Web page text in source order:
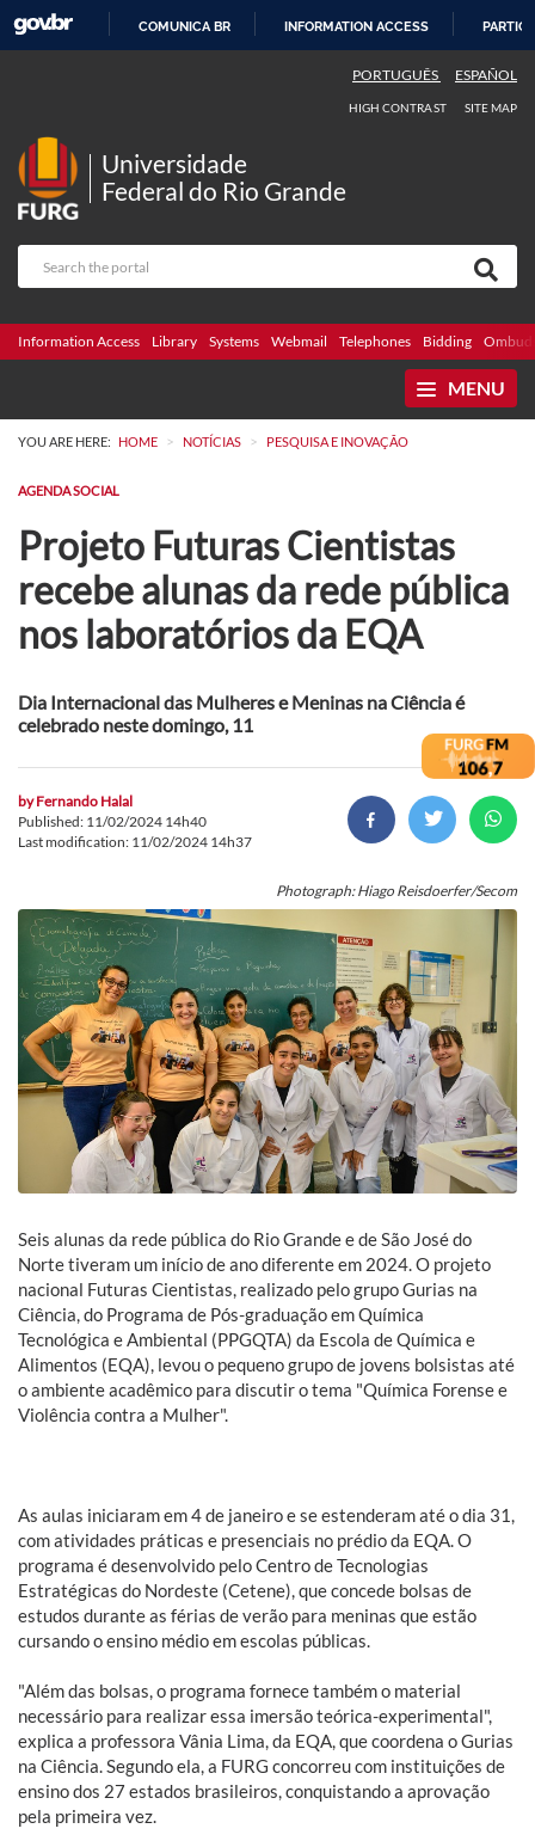
COMUNICA BR INFORMATION ACCESS
PORTUGUÊS ESPAÑOL
HIGH CONTRAST SITE MAP
Universidade
Federal do Rio Grande
Information Access Library Systems Webmail Telephones Bidding
MENU
YOU ARE HERE: HOME > NOTÍCIAS > PESQUISA E INOVAÇÃO
AGENDA SOCIAL
Projeto Futuras Cientistas
recebe alunas da rede pública
nos laboratórios da EQA
Dia Internacional das Mulheres e Meninas na Ciência é
celebrado neste domingo, 11
byFernando Halal
Published: 11/02/2024 14h40
Last modification: 11/02/2024 14h37
Photograph: Hiago Reisdoerfer/Secom
Seis alunas da rede pública do Rio Grande e de São José do
Norte tiveram um início de ano diferente em 2024. O projeto
nacional Futuras Cientistas, realizado pelo grupo Gurias na
Ciência, do Programa de Pós-graduação em Química
Tecnológica e Ambiental (PPGQTA) da Escola de Química e
Alimentos (EQA), levou o pequeno grupo de jovens bolsistas até
o ambiente acadêmico para discutir o tema "Química Forense e
Violência contra a Mulher".
As aulas iniciaram em 4 de janeiro e se estenderam até o dia 31,
com atividades práticas e presenciais no prédio da EQA. O
programa é desenvolvido pelo Centro de Tecnologias
Estratégicas do Nordeste (Cetene), que concede bolsas de
estudos durante as férias de verão para meninas que estão
cursando o ensino médio em escolas públicas.
"Além das bolsas, o programa fornece também o material
necessário para realizar essa imersão teórica-experimental",
explica a professora Vânia Lima, da EQA, que coordena o Gurias
na Ciência. Segundo ela, a FURG concorreu com instituições de
ensino dos 27 estados brasileiros, conquistando a aprovação
pela primeira vez.